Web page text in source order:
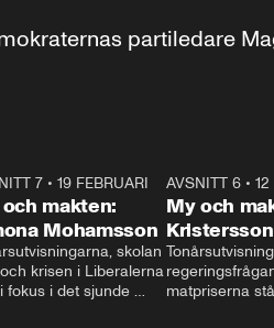
partiledare
24:30
7• 19 FEBRUARI
makten:
Mohamsson
skolan
krisen i Liberalerna
fokus i det sjunde
AVSNITT 6 •
My och
Kristersson
matpriserna